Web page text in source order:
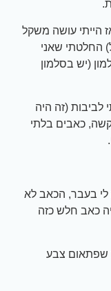
הייתי עושה משקל
החלטתי שאני
(יש בסלמון
לביבות (זה היה
כאבים בלתי
בעבר, הכאב לא
כאב חלש כזה
שפתאום צבע